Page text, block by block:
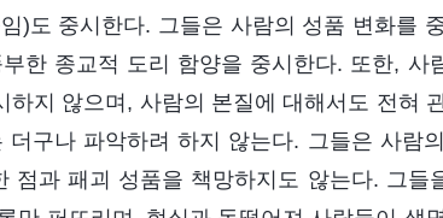
)도 중시한다. 그들은 사람의 성품 변화를
한 종교적 도리 함양을 중시한다. 또한, 사
지 않으며, 사람의 본질에 대해서도 전혀
구나 파악하려 하지 않는다. 그들은 사람
점과 패괴 성품을 책망하지도 않는다. 그들